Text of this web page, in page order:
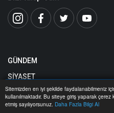
Sitemizden en iyi şekilde faydalanabilmeniz
kullanılmaktadır. Bu siteye giriş yaparak çerez
etmiş sayılıyorsunuz. Daha Fazla Bilgi Al
GÜNDEM
SİYASET
AKTÜEL
ASAYİŞ
Anasayfa Yazarlar